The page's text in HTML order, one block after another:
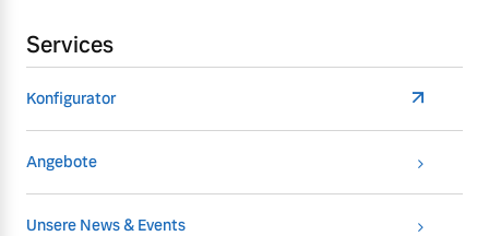
Services
Konfigurator
Angebote
Unsere News & Events